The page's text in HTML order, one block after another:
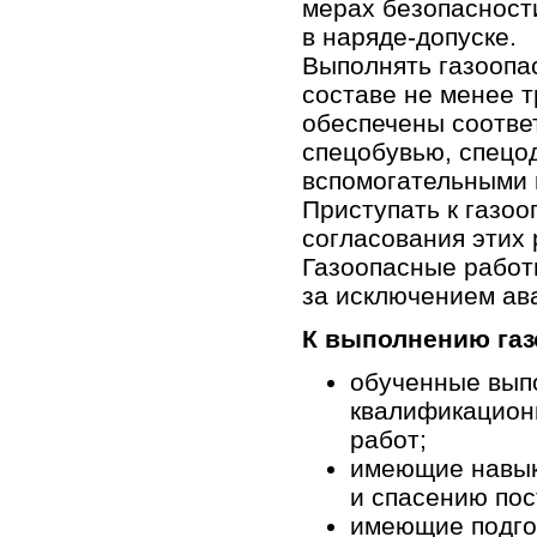
мерах
в наряде-допуске.
Выполнять
составе не менее
обеспечены
спецобувью,
Приступать к
согласования
Газоопасные
за исключением
К выполнению
обученные
работ;
имеющие
и спасению
имеющие